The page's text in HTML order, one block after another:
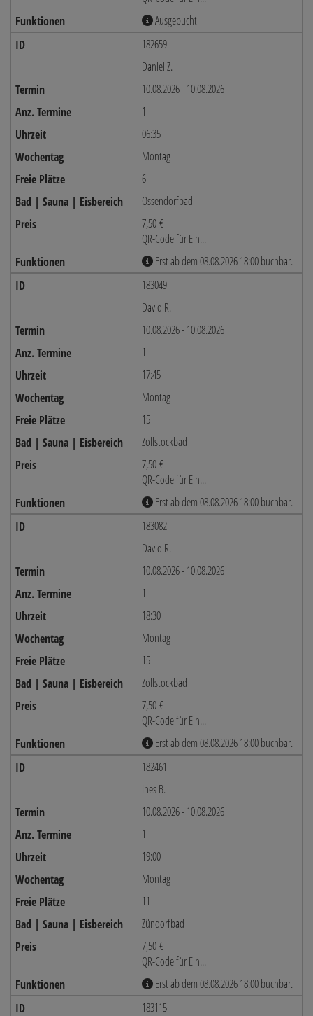
Ausgebucht
182659
Daniel Z.
10.08.2026 - 10.08.2026
1
06:35
Montag
6
Ossendorfbad
7,50 €
QR-Code für Ein...
Erst ab dem 08.08.2026 18:00 buchbar.
183049
David R.
10.08.2026 - 10.08.2026
1
17:45
Montag
15
Zollstockbad
7,50 €
QR-Code für Ein...
Erst ab dem 08.08.2026 18:00 buchbar.
183082
David R.
10.08.2026 - 10.08.2026
1
18:30
Montag
15
Zollstockbad
7,50 €
QR-Code für Ein...
Erst ab dem 08.08.2026 18:00 buchbar.
182461
Ines B.
10.08.2026 - 10.08.2026
1
19:00
Montag
11
Zündorfbad
7,50 €
QR-Code für Ein...
Erst ab dem 08.08.2026 18:00 buchbar.
183115